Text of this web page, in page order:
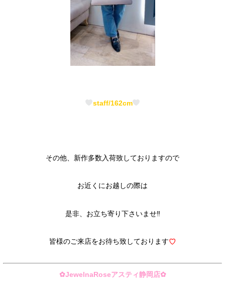
staff/162cm
その他、新作多数入荷致しておりますので
お近くにお越しの際は
是非、お立ち寄り下さいませ‼︎
皆様のご来店をお待ち致しております♡
✿JewelnaRoseアスティ静岡店✿